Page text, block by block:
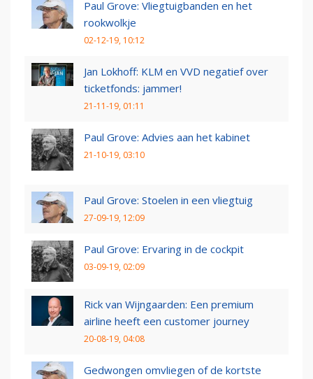
Paul Grove: Vliegtuigbanden en het
rookwolkje
02-12-19, 10:12
Jan Lokhoff: KLM en VVD negatief over
ticketfonds: jammer!
21-11-19, 01:11
Paul Grove: Advies aan het kabinet
21-10-19, 03:10
Paul Grove: Stoelen in een vliegtuig
27-09-19, 12:09
Paul Grove: Ervaring in de cockpit
03-09-19, 02:09
Rick van Wijngaarden: Een premium
airline heeft een customer journey
20-08-19, 04:08
Gedwongen omvliegen of de kortste